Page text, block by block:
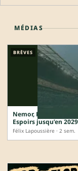
MÉDIAS
BRÈVES
Nemor, Portat,
Espoirs jusqu’en 2029
Félix Lapoussière · 2 sem.